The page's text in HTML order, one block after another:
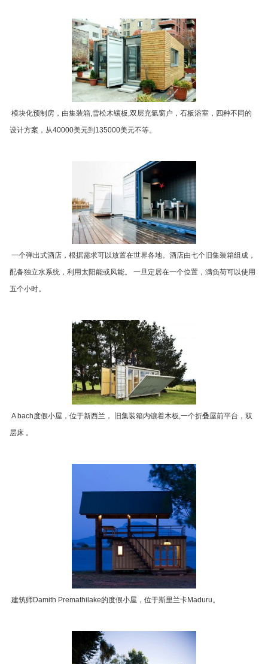
模块化预制房，由集装箱,雪松木镶板,双层充氩窗户，石板浴室，四种不同的
设计方案，从40000美元到135000美元不等。
一个弹出式酒店，根据需求可以放置在世界各地。酒店由七个旧集装箱组成，
配备独立水系统，利用太阳能或风能。 一旦定居在一个位置，满负荷可以使用
五个小时。
A bach度假小屋，位于新西兰， 旧集装箱内镶着木板,一个折叠屋前平台，双
层床 。
建筑师Damith Premathilake的度假小屋，位于斯里兰卡Maduru。